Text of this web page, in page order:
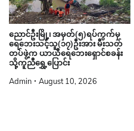
ညောင်ဦးမြို့၊ အမှတ်(၅)ရပ်ကွက်မှ
ရေဘေးသင့်သူ(၁၇)ဦးအား မီးသတ်
တပ်ဖွဲ့က ယာယီရေဘေးရှောင်စခန်း
သို့ကူညီရွှေ့ပြောင်း
Admin August 10, 2026